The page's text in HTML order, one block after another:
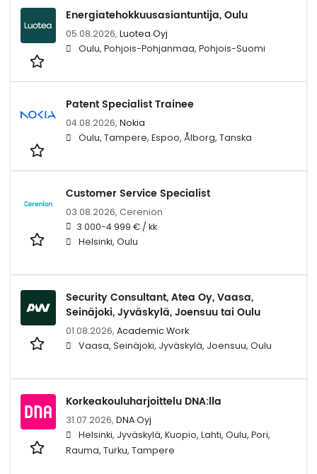
Energiatehokkuusasiantuntija, Oulu
05.08.2026, Luotea Oyj
Oulu, Pohjois-Pohjanmaa, Pohjois-Suomi
Patent Specialist Trainee
04.08.2026, Nokia
Oulu, Tampere, Espoo, Ålborg, Tanska
Customer Service Specialist
03.08.2026, Cerenion
3 000-4 999 € / kk
Helsinki, Oulu
Security Consultant, Atea Oy, Vaasa,
Seinäjoki, Jyväskylä, Joensuu tai Oulu
01.08.2026, Academic Work
Vaasa, Seinäjoki, Jyväskylä, Joensuu, Oulu
Korkeakouluharjoittelu DNA:lla
31.07.2026, DNA Oyj
Helsinki, Jyväskylä, Kuopio, Lahti, Oulu, Pori,
Rauma, Turku, Tampere